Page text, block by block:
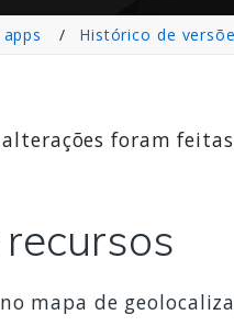
Histórico de
foram
mapa de